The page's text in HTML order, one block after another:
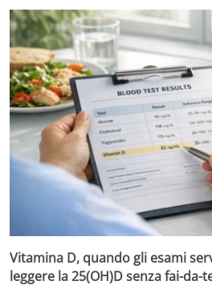
Vitamina D, quando gli esami
leggere la 25(OH)D senza fai-da-